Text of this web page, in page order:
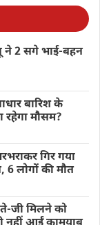
2 सगे भाई-बहन
बारिश के
मौसम?
गिर गया
6 लोगों की मौत
जी मिलने को